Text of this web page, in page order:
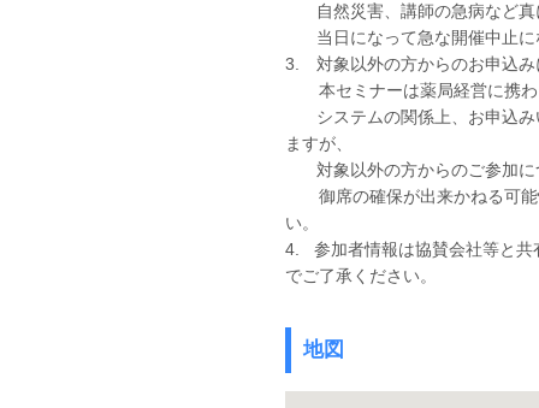
自然災害、講師の急病など真
当日になって急な開催中止に
3. 対象以外の方からのお申込み
本セミナーは薬局経営に携わ
システムの関係上、お申込み
ますが、
対象以外の方からのご参加に
御席の確保が出来かねる可能
い。
4. 参加者情報は協賛会社等と共
でご了承ください。
地図